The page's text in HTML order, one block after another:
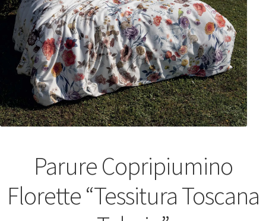
Parure Copripiumino
Florette “Tessitura Toscana